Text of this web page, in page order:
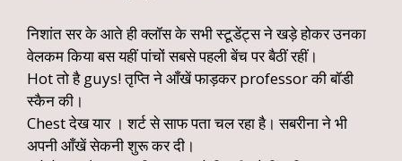
निशांत सर के आते ही क्लॉस के सभी स्टूडेंट्स ने खड़े होकर उनका
वेलकम किया बस यहीं पांचों सबसे पहली बेंच पर बैठीं रहीं।
Hot तो है guys! तृप्ति ने आँखें फाड़कर professor की बॉडी
स्कैन की।
Chest देख यार । शर्ट से साफ पता चल रहा है। सबरीना ने भी
अपनी आँखें सेकनी शुरू कर दी।